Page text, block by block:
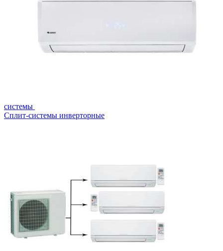
системы
Сплит-системы инверторные